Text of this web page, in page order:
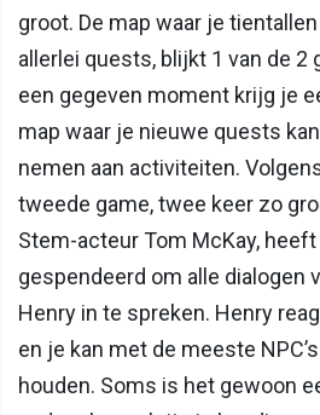
groot. De map waar je
allerlei quests, blijkt 1 van de 2
een gegeven moment krijg je
map waar je nieuwe quests
nemen aan activiteiten.
tweede game, twee keer zo
Stem-acteur Tom McKay,
gespendeerd om alle dialogen
Henry in te spreken. Henry
en je kan met de meeste
houden. Soms is het gewoon